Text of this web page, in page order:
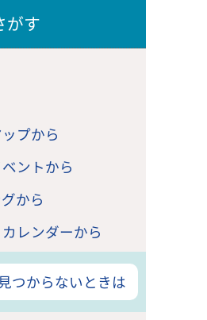
がす
プから
ントから
から
レンダーから
つからないときは